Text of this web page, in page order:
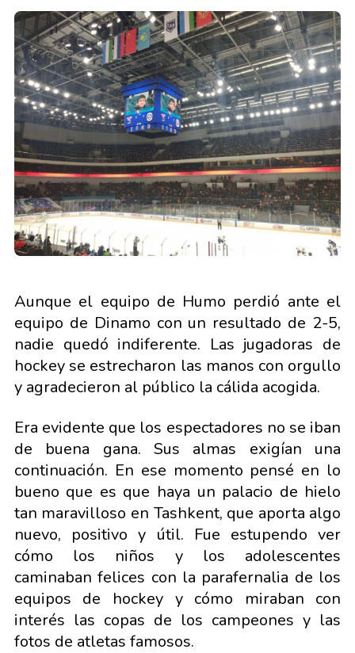
Aunque el equipo de Humo perdió ante el
equipo de Dinamo con un resultado de 2-5,
nadie quedó indiferente. Las jugadoras de
hockey se estrecharon las manos con orgullo
y agradecieron al público la cálida acogida.
Era evidente que los espectadores no se iban
de buena gana. Sus almas exigían una
continuación. En ese momento pensé en lo
bueno que es que haya un palacio de hielo
tan maravilloso en Tashkent, que aporta algo
nuevo, positivo y útil. Fue estupendo ver
cómo los niños y los adolescentes
caminaban felices con la parafernalia de los
equipos de hockey y cómo miraban con
interés las copas de los campeones y las
fotos de atletas famosos.